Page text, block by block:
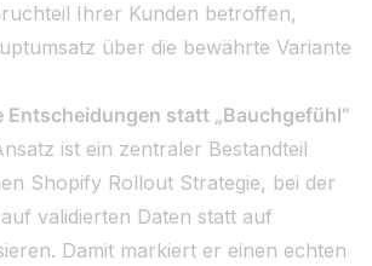
Ihrer Kunden betroffen,
über die bewährte Variante
Entscheidungen statt „Bauchgefühl“
ist ein zentraler Bestandteil
Shopify Rollout Strategie, bei der
validierten Daten statt auf
Damit markiert er einen echten